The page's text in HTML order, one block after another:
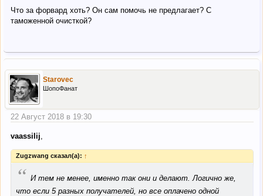
Что за форвард хоть? Он сам помочь не предлагает? С
таможенной очисткой?
Starovec
ШопоФанат
22 Август 2018 в 19:30
vaassilij
Zugzwang сказал(а): ↑
“ И тем не менее, именно так они и делают. Логично же,
что если 5 разных получателей, но все оплачено одной